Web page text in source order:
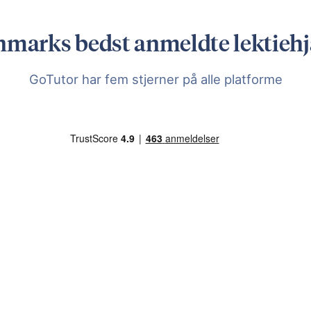
bedst anmeldte
GoTutor har fem stjerner på alle platforme